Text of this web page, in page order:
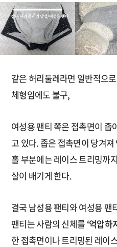
같은 허리둘레라면 일반적으
체형임에도 불구,
여성용 팬티 쪽은 접촉면이 좁
고 있다. 좁은 접촉면이 당겨
홀 부분에는 레이스 트리밍까
살이 배기게 한다.
결국 남성용 팬티와 여성용 팬
팬티는 사람의 신체를 ‘억압하
한 접촉면이나 트리밍된 레이